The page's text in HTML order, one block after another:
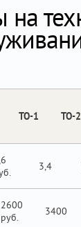
на
ТО-1 ТО-2
3,4
2600 3400